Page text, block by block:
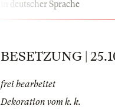
in deutscher Sprache
BESETZUNG |
frei bearbeitet
Dekoration vom k. k.